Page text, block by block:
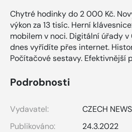
Chytré hodinky do 2 000 Kč.
výkon za 13 tisíc. Herní
mobilem v noci. Digitální úřady v
dnes vyřídíte přes internet.
Počítačové sestavy. Efektivnější
Podrobnosti
Vydavatel:
CZECH
Publikováno:
24.3.2022